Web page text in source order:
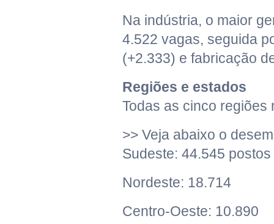
Na indústria, o maior
4.522 vagas, seguida
(+2.333) e fabricação
Regiões e estados
Todas as cinco regiões
>> Veja abaixo o
Sudeste: 44.545 postos
Nordeste: 18.714
Centro-Oeste: 10.890